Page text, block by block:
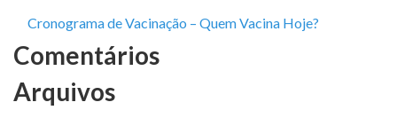
Cronograma de Vacinação – Quem Vacina Hoje?
Comentários
Arquivos